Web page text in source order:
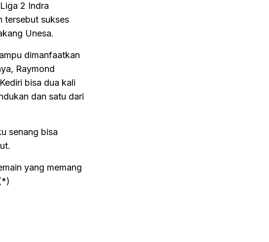
2 Indra
tersebut sukses
Unesa.
dimanfaatkan
Raymond
bisa dua kali
dan satu dari
senang bisa
yang memang